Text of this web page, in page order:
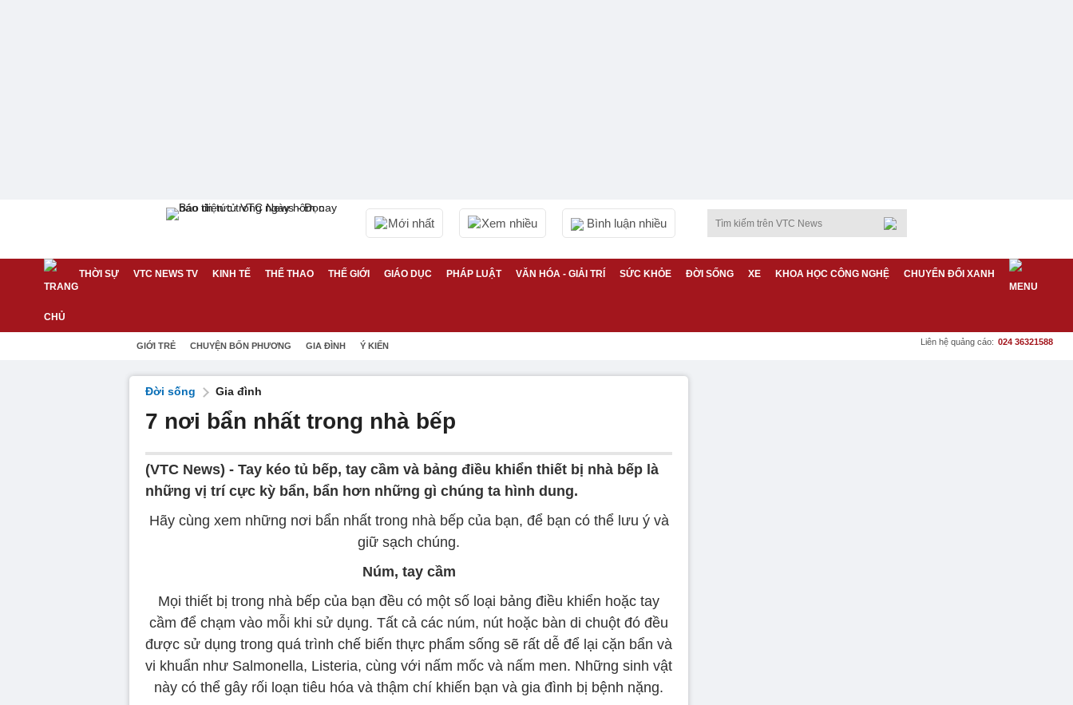
Mới nhất Xem nhiều Bình luận nhiều
THỜI SỰ VTC NEWS TV KINH TẾ THỂ THAO THẾ GIỚI GIÁO DỤC PHÁP LUẬT VĂN HÓA - GIẢI TRÍ SỨC KHỎE ĐỜI SỐNG XE KHOA HỌC CÔNG NGHỆ CHUYỂN ĐỔI XANH
GIỚI TRẺ CHUYỆN BỐN PHƯƠNG GIA ĐÌNH Ý KIẾN Liên hệ quảng cáo: 024 36321588
Đời sống Gia đình
7 nơi bẩn nhất trong nhà bếp
(VTC News) - Tay kéo tủ bếp, tay cầm và bảng điều khiển thiết bị nhà bếp là
những vị trí cực kỳ bẩn, bẩn hơn những gì chúng ta hình dung.
Hãy cùng xem những nơi bẩn nhất trong nhà bếp của bạn, để bạn có thể lưu ý và
giữ sạch chúng.
Núm, tay cầm
Mọi thiết bị trong nhà bếp của bạn đều có một số loại bảng điều khiển hoặc tay
cầm để chạm vào mỗi khi sử dụng. Tất cả các núm, nút hoặc bàn di chuột đó đều
được sử dụng trong quá trình chế biến thực phẩm sống sẽ rất dễ để lại cặn bẩn và
vi khuẩn như Salmonella, Listeria, cùng với nấm mốc và nấm men. Những sinh vật
này có thể gây rối loạn tiêu hóa và thậm chí khiến bạn và gia đình bị bệnh nặng.